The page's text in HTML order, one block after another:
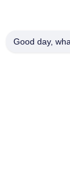
Good day,